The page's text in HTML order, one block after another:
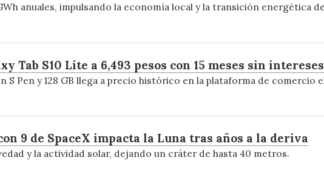
anuales, impulsando la economía local y la transición energética
Tab S10 Lite a 6,493 pesos con 15 meses sin intereses
S Pen y 128 GB llega a precio histórico en la plataforma de comercio
9 de SpaceX impacta la Luna tras años a la deriva
y la actividad solar, dejando un cráter de hasta 40 metros.